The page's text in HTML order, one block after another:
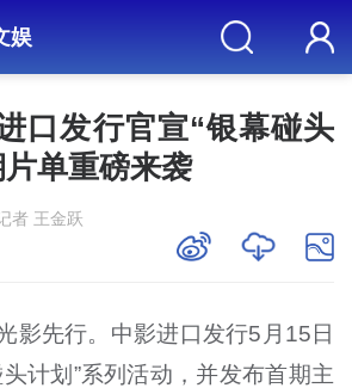
娱
口发行官宣“银幕碰头
单重磅来袭
者 王金跃
影先行。中影进口发行5月15日
计划”系列活动，并发布首期主